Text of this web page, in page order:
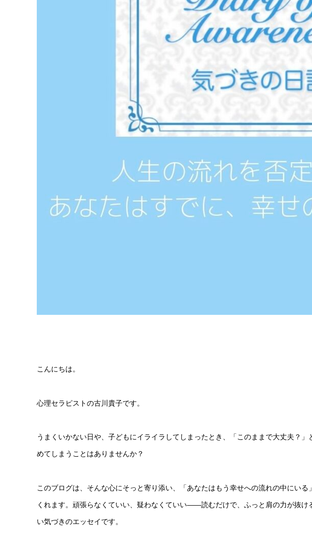
こんにちは。
心理セラピストの古川貴子です。
うまくいかない日や、子どもにイライラしてしまったとき、「このままで大丈夫？」
めてしまうことはありませんか？
このブログは、そんな心にそっと寄り添い、「あなたはもう幸せへの流れの中にいる
くれます。頑張らなくていい、疑わなくていい——読むだけで、ふっと肩の力が抜け
い気づきのエッセイです。